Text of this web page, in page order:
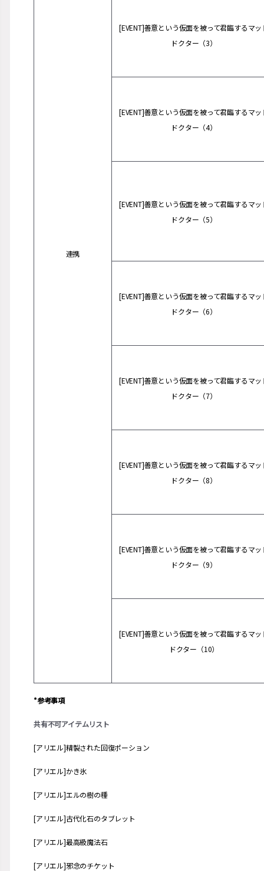
連携
[EVENT]善意という仮面を被って君臨するマッ
ドクター（3）
[EVENT]善意という仮面を被って君臨するマッ
ドクター（4）
[EVENT]善意という仮面を被って君臨するマッ
ドクター（5）
[EVENT]善意という仮面を被って君臨するマッ
ドクター（6）
[EVENT]善意という仮面を被って君臨するマッ
ドクター（7）
[EVENT]善意という仮面を被って君臨するマッ
ドクター（8）
[EVENT]善意という仮面を被って君臨するマッ
ドクター（9）
[EVENT]善意という仮面を被って君臨するマッ
ドクター（10）
*参考事項
共有不可アイテムリスト
[アリエル]精製された回復ポーション
[アリエル]かき氷
[アリエル]エルの樹の種
[アリエル]古代化石のタブレット
[アリエル]最高級魔法石
[アリエル]邪念のチケット